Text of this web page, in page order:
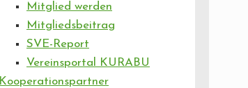
Mitglied werden
Mitgliedsbeitrag
SVE-Report
Vereinsportal KURABU
Kooperationspartner